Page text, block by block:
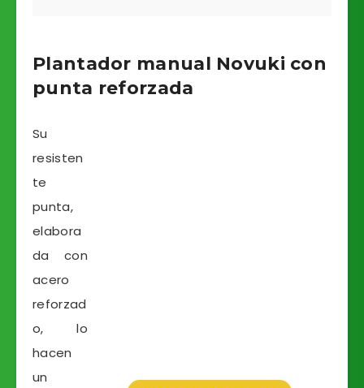
Plantador manual Novuki con
punta reforzada
Su
resisten
te
punta,
elabora
da con
acero
reforzad
o, lo
hacen
un